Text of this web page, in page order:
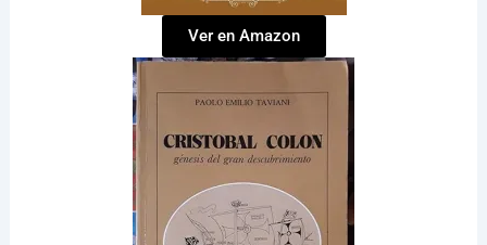
Ver en Amazon